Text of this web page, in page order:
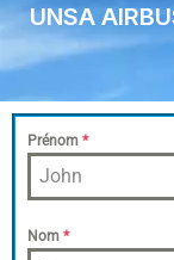
UNSA
Prénom *
Nom *